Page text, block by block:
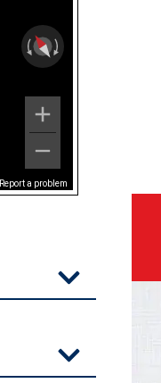
Report a problem